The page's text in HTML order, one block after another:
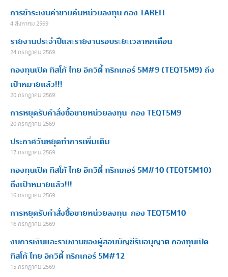
การชำระเงินค่าขายคืนหน่วยลงทุน กอง TAREIT
4 สิงหาคม 2569
รายงานประจำปีและรายงานรอบระยะเวลาหกเดือน
24 กรกฎาคม 2569
กองทุนเปิด ทิสโก้ ไทย อิควิตี้ ทริกเกอร์ 5M#9 (TEQT5M9) ถึง
เป้าหมายแล้ว!!!
20 กรกฎาคม 2569
การหยุดรับคำสั่งซื้อขายหน่วยลงทุน กอง TEQT5M9
20 กรกฎาคม 2569
ประกาศวันหยุดทำการเพิ่มเติม
17 กรกฎาคม 2569
กองทุนเปิด ทิสโก้ ไทย อิควิตี้ ทริกเกอร์ 5M#10 (TEQT5M10)
ถึงเป้าหมายแล้ว!!!
16 กรกฎาคม 2569
การหยุดรับคำสั่งซื้อขายหน่วยลงทุน กอง TEQT5M10
16 กรกฎาคม 2569
งบการเงินและรายงานของผู้สอบบัญชีรับอนุญาต กองทุนเปิด
ทิสโก้ ไทย อิควิตี้ ทริกเกอร์ 5M#12
15 กรกฎาคม 2569